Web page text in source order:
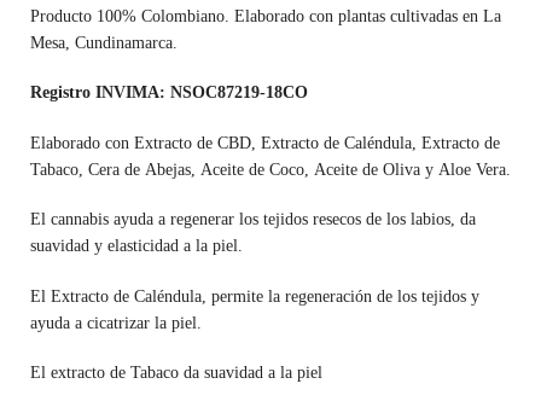
Producto 100% Colombiano. Elaborado con plantas cultivadas en La
Mesa, Cundinamarca.
Registro INVIMA: NSOC87219-18CO
Elaborado con Extracto de CBD, Extracto de Caléndula, Extracto de
Tabaco, Cera de Abejas, Aceite de Coco, Aceite de Oliva y Aloe Vera.
El cannabis ayuda a regenerar los tejidos resecos de los labios, da
suavidad y elasticidad a la piel.
El Extracto de Caléndula, permite la regeneración de los tejidos y
ayuda a cicatrizar la piel.
El extracto de Tabaco da suavidad a la piel